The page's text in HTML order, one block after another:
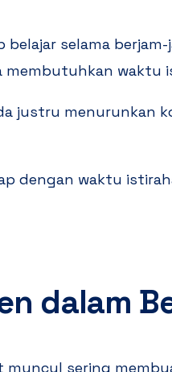
selama
membutuhkan
justru menurunkan
dengan waktu
dalam
muncul sering